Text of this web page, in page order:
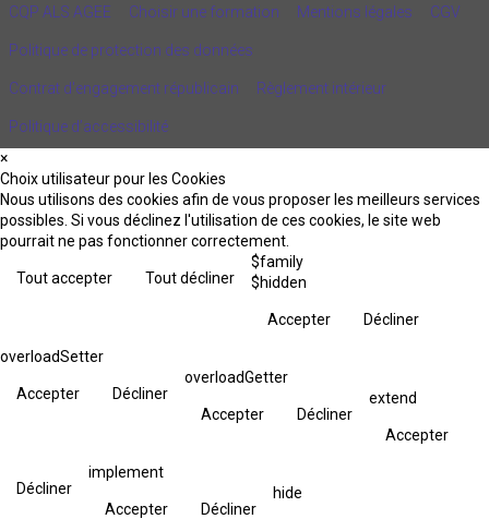
CQP ALS AGEE Choisir une formation Mentions légales CGV
Politique de protection des données
Contrat d'engagement républicain Règlement intérieur
Politique d’accessibilité
×
Choix utilisateur pour les Cookies
Nous utilisons des cookies afin de vous proposer les meilleurs services
possibles. Si vous déclinez l'utilisation de ces cookies, le site web
pourrait ne pas fonctionner correctement.
Tout accepter Tout décliner
$family
$hidden
Accepter Décliner
overloadSetter
Accepter Décliner
overloadGetter
Accepter Décliner
extend
Accepter
Décliner
implement
Accepter Décliner
hide